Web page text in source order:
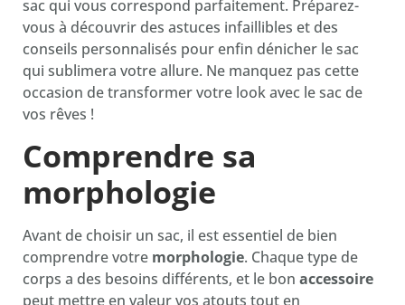
sac qui vous correspond parfaitement. Préparez-
vous à découvrir des astuces infaillibles et des
conseils personnalisés pour enfin dénicher le sac
qui sublimera votre allure. Ne manquez pas cette
occasion de transformer votre look avec le sac de
vos rêves !
Comprendre sa
morphologie
Avant de choisir un sac, il est essentiel de bien
comprendre votre morphologie. Chaque type de
corps a des besoins différents, et le bon accessoire
peut mettre en valeur vos atouts tout en